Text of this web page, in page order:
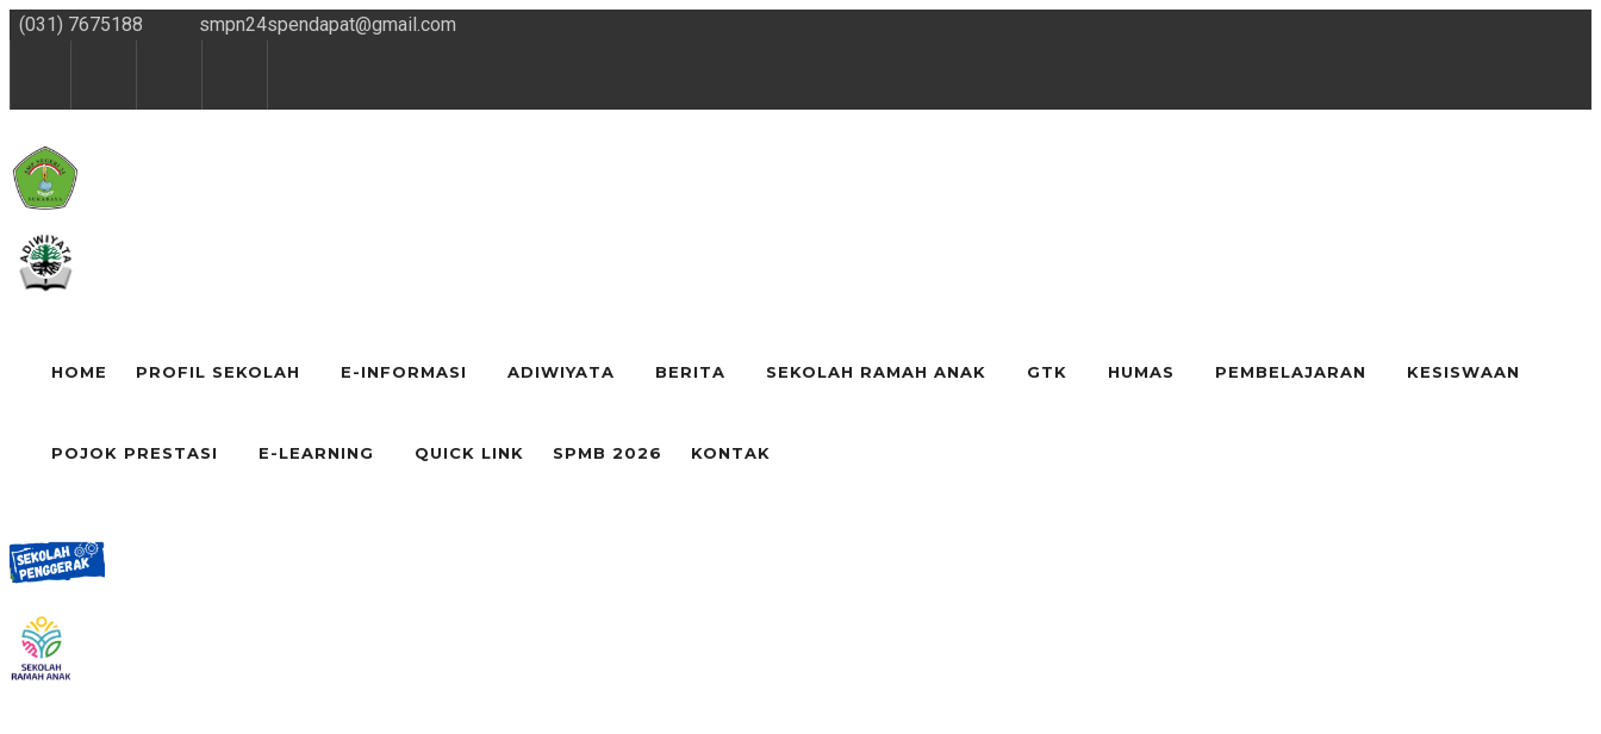
(031) 7675188 smpn24spendapat@gmail.com
HOME PROFIL SEKOLAH E-INFORMASI ADIWIYATA BERITA SEKOLAH RAMAH ANAK GTK HUMAS PEMBELAJARAN KESISWAAN
POJOK PRESTASI E-LEARNING QUICK LINK SPMB 2026 KONTAK